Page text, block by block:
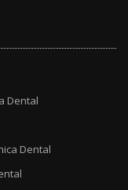
Dental
Dental